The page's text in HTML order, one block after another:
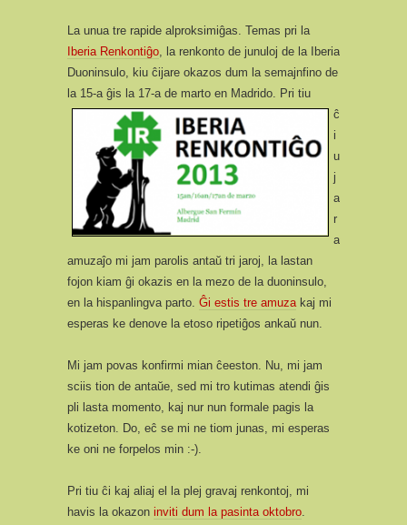
La unua tre rapide alproksimiĝas. Temas pri la
Iberia Renkontiĝo, la renkonto de junuloj de la Iberia
Duoninsulo, kiu ĉijare okazos dum la semajnfino de
la 15-a ĝis la 17-a de marto en Madrido. Pri tiu
ĉ
i
u
j
a
r
a
amuzaĵo mi jam parolis antaŭ tri jaroj, la lastan
fojon kiam ĝi okazis en la mezo de la duoninsulo,
en la hispanlingva parto. Ĝi estis tre amuzakaj mi
esperas ke denove la etoso ripetiĝos ankaŭ nun.
Mi jam povas konfirmi mian ĉeeston. Nu, mi jam
sciis tion de antaŭe, sed mi tro kutimas atendi ĝis
pli lasta momento, kaj nur nun formale pagis la
kotizeton. Do, eĉ se mi ne tiom junas, mi esperas
ke oni ne forpelos min :-).
Pri tiu ĉi kaj aliaj el la plej gravaj renkontoj, mi
havis la okazon inviti dum la pasinta oktobro.